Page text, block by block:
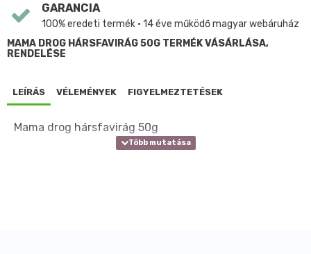
GARANCIA
100% eredeti termék • 14 éve működő magyar webáruház
MAMA DROG HÁRSFAVIRÁG 50G TERMÉK VÁSÁRLÁSA,
RENDELÉSE
LEÍRÁS VÉLEMÉNYEK FIGYELMEZTETÉSEK
Mama drog hársfavirág 50g